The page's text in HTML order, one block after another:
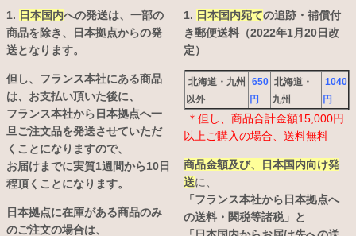
1. 日本国内への発送は、 一部の
商品を除き、日本拠点からの発
送となります。
但し、フランス本社にある商品
は、お支払い頂いた後に、
フランス本社から日本拠点へ一
旦ご注文品を発送させていただ
くことになりますので、
お届けまでに実質1週間から10日
程頂くことになります。
日本拠点に在庫がある商品のみ
のご注文の場合は、
1. 日本国内宛ての追跡・補償付
き郵便送料（2022年1月20日改
定）
北海道・九州
以外
650
円
北海道・
九州
1040
円
＊但し、商品合計金額15,000円
以上ご購入の場合、送料無料
商品金額及び、日本国内向け発
送に、
「フランス本社から日本拠点へ
の送料・関税等諸税」と